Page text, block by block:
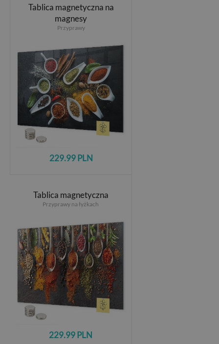
Tablica magnetyczna na
magnesy
Przyprawy
229.99 PLN
Tablica magnetyczna
Przyprawy na łyżkach
229.99 PLN